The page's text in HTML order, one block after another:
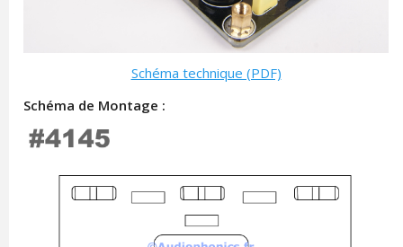
Schéma technique (PDF)
Schéma de Montage :